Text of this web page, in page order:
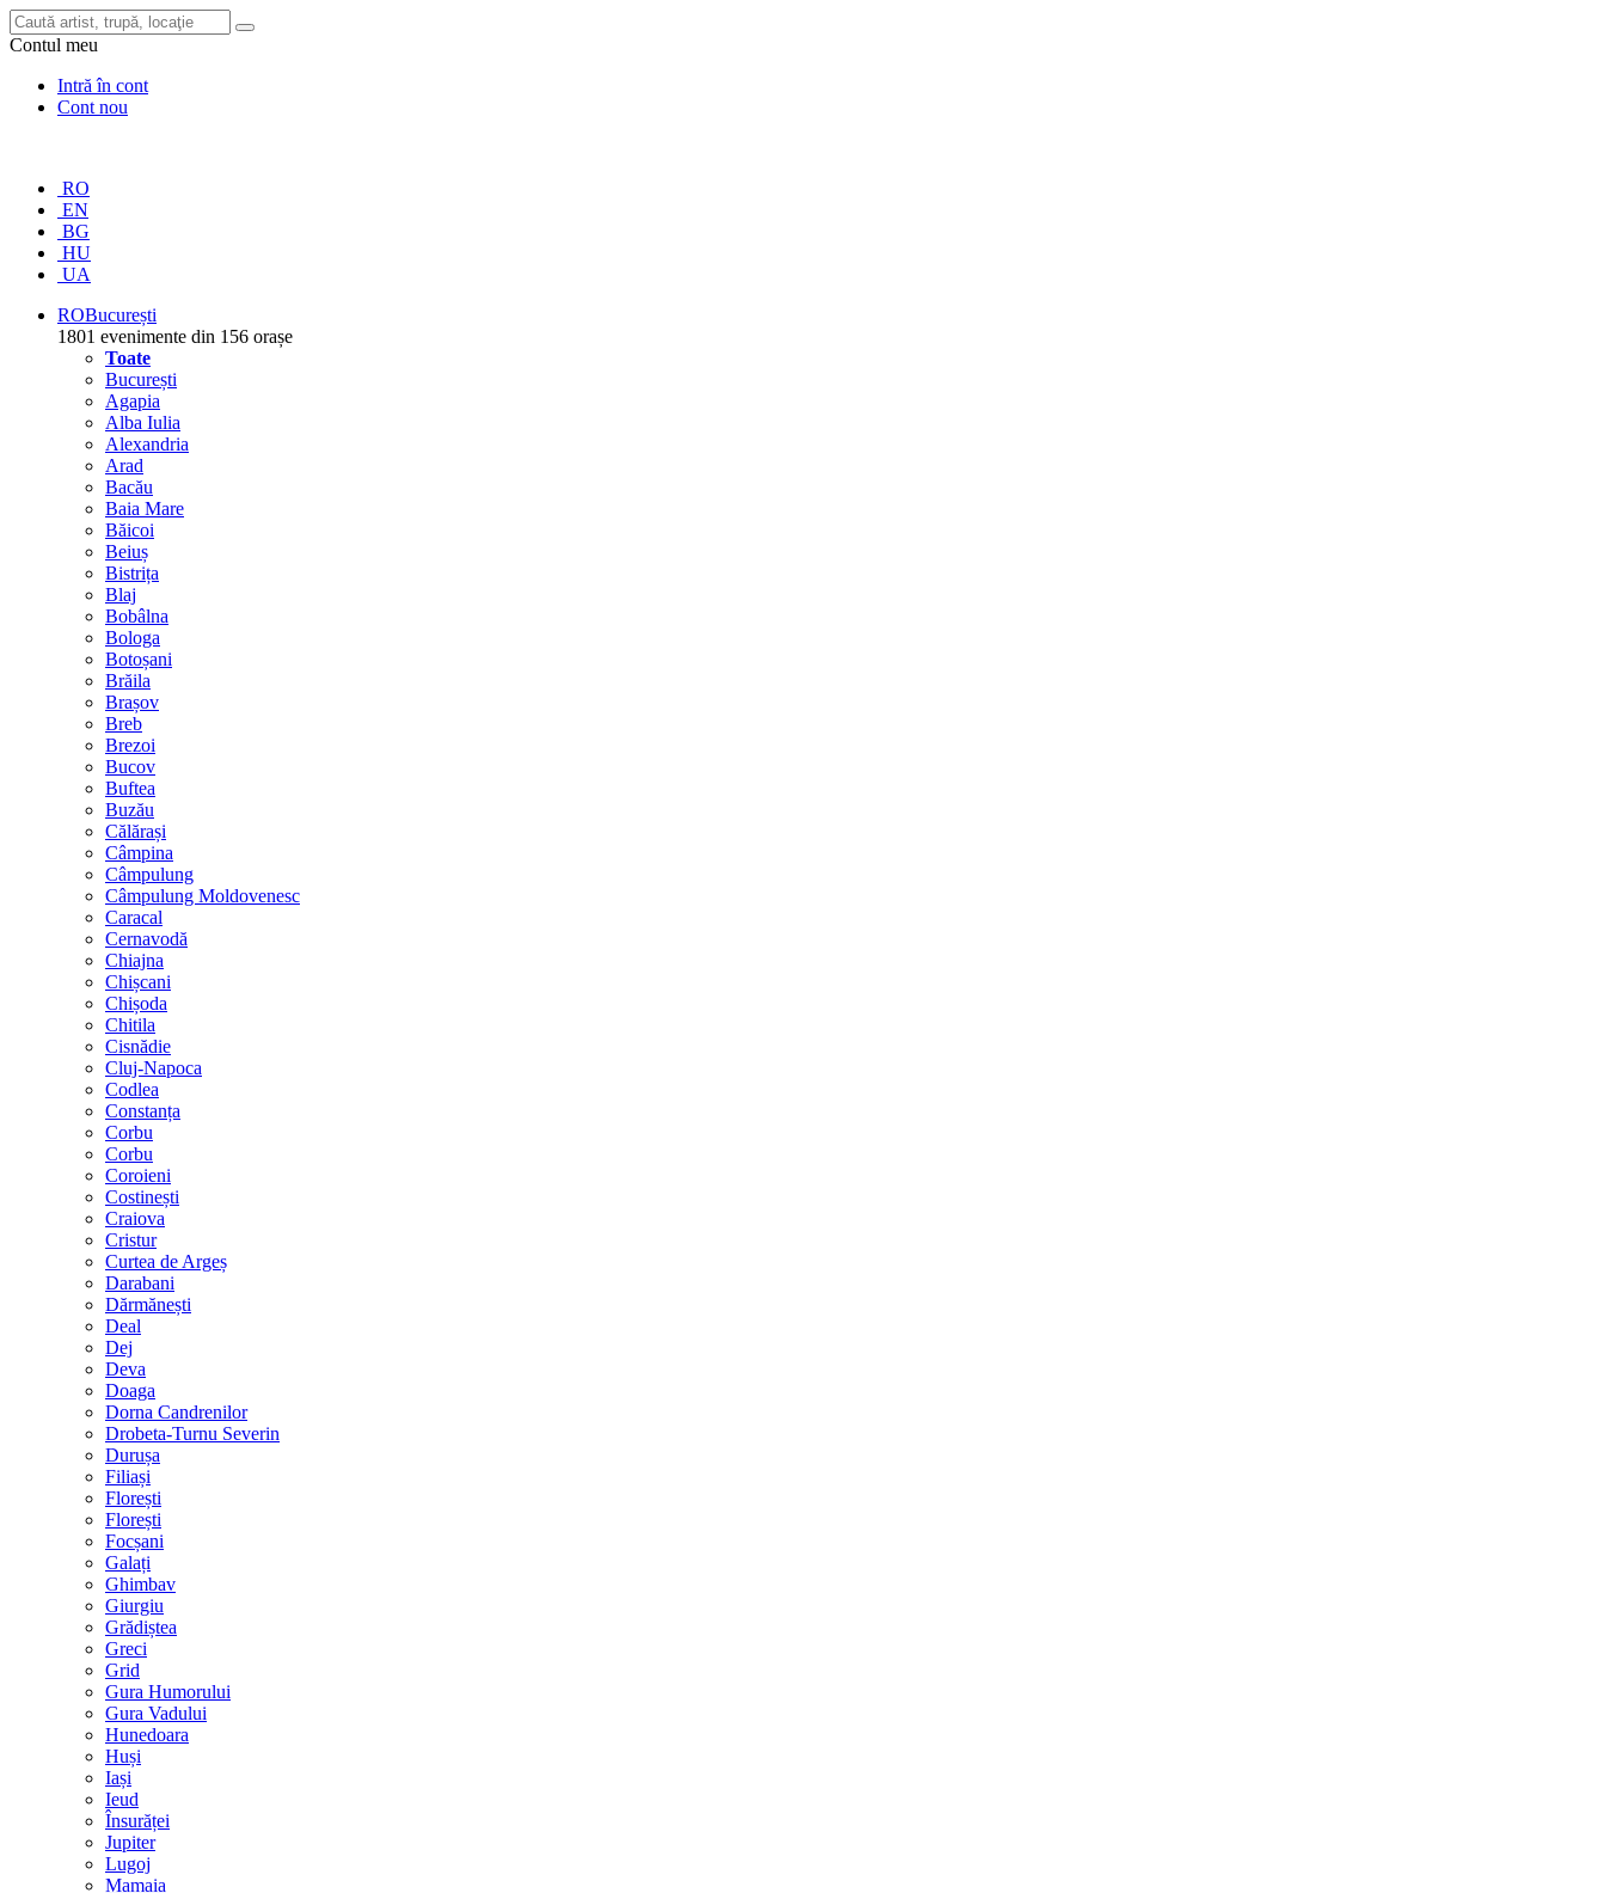
Contul meu
Intră în cont
Cont nou
RO
EN
BG
HU
UA
ROBucurești
1801 evenimente din 156 orașe
Toate
București
Agapia
Alba Iulia
Alexandria
Arad
Bacău
Baia Mare
Băicoi
Beiuș
Bistrița
Blaj
Bobâlna
Bologa
Botoșani
Brăila
Brașov
Breb
Brezoi
Bucov
Buftea
Buzău
Călărași
Câmpina
Câmpulung
Câmpulung Moldovenesc
Caracal
Cernavodă
Chiajna
Chișcani
Chișoda
Chitila
Cisnădie
Cluj-Napoca
Codlea
Constanța
Corbu
Corbu
Coroieni
Costinești
Craiova
Cristur
Curtea de Argeș
Darabani
Dărmănești
Deal
Dej
Deva
Doaga
Dorna Candrenilor
Drobeta-Turnu Severin
Durușa
Filiași
Florești
Florești
Focșani
Galați
Ghimbav
Giurgiu
Grădiștea
Greci
Grid
Gura Humorului
Gura Vadului
Hunedoara
Huși
Iași
Ieud
Însurăței
Jupiter
Lugoj
Mamaia